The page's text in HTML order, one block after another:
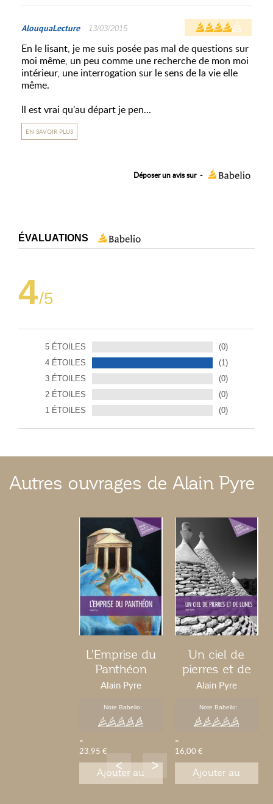
AlouquaLecture 13/03/2015
En le lisant, je me suis posée pas mal de questions sur
moi même, un peu comme une recherche de mon moi
intérieur, une interrogation sur le sens de la vie elle
même.
Il est vrai qu'au départ je pen...
EN SAVOIR PLUS
Déposer un avis sur -
ÉVALUATIONS
4
/5
5 ÉTOILES
4 ÉTOILES
3 ÉTOILES
2 ÉTOILES
1 ÉTOILES
(0)
(1)
(0)
(0)
(0)
Autres ouvrages de Alain Pyre
L'Emprise du
Panthéon
Alain Pyre
Note Babelio:
-
23,95 €
Ajouter au
Un ciel de
pierres et de
lunes
Alain Pyre
Note Babelio:
-
16,00 €
Ajouter au